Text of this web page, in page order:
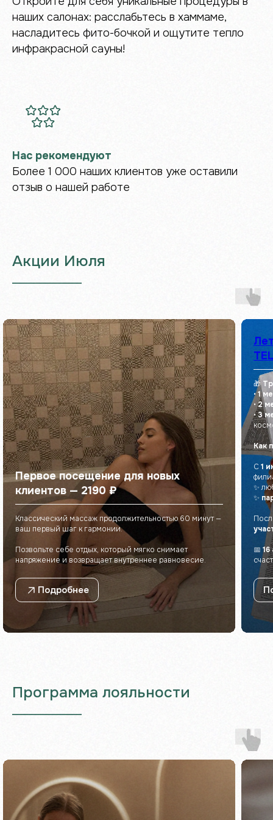
наших салонах: расслабьтесь в хаммаме,
насладитесь фито-бочкой и ощутите тепло
инфракрасной сауны!
Нас рекомендуют
Более 1 000 наших клиентов уже оставили
отзыв о нашей работе
Акции Июля
___________________
Первое посещение для новых
клиентов — 2190 ₽
Классический массаж продолжительностью 60 минут —
ваш первый шаг к гармонии.
Позвольте себе отдых, который мягко снимает
напряжение и возвращает внутреннее равновесие.
Подробнее
🎁
•1
•2
•3
Как
С 1
✨
✨
📅 16
Программа лояльности
___________________
ПОДРОБНЕЕ О НАС В TG